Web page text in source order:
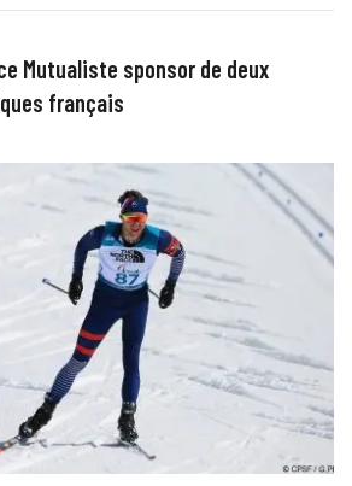
Mutualiste sponsor de deux
français